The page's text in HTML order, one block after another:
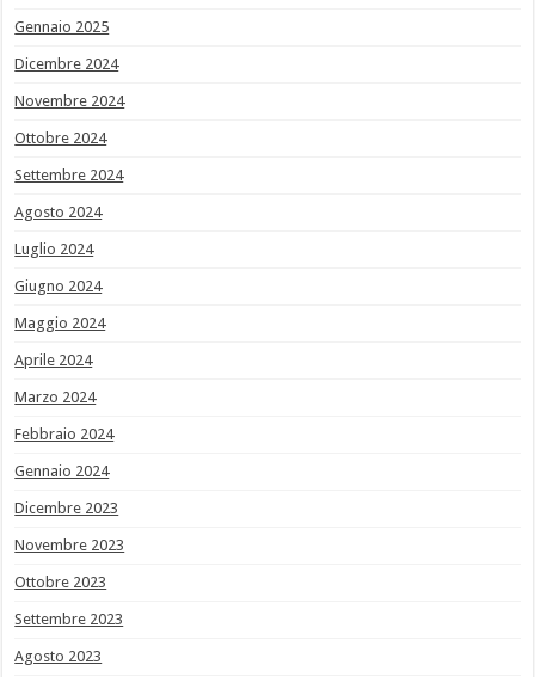
Gennaio 2025
Dicembre 2024
Novembre 2024
Ottobre 2024
Settembre 2024
Agosto 2024
Luglio 2024
Giugno 2024
Maggio 2024
Aprile 2024
Marzo 2024
Febbraio 2024
Gennaio 2024
Dicembre 2023
Novembre 2023
Ottobre 2023
Settembre 2023
Agosto 2023